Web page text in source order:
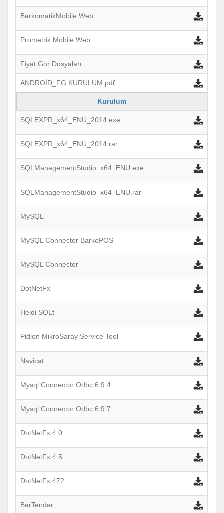
BarkomatikMobile.Web
Prometrik Mobile.Web
Fiyat Gör Dosyaları
ANDROİD_FG KURULUM.pdf
Kurulum
SQLEXPR_x64_ENU_2014.exe
SQLEXPR_x64_ENU_2014.rar
SQLManagementStudio_x64_ENU.exe
SQLManagementStudio_x64_ENU.rar
MySQL
MySQL Connector BarkoPOS
MySQL Connector
DotNetFx
Heidi SQL t
Pidion MikroSaray Service Tool
Navicat
Mysql Connector Odbc 6.9.4
Mysql Connector Odbc 6.9.7
DotNetFx 4.0
DotNetFx 4.5
DotNetFx 472
BarTender